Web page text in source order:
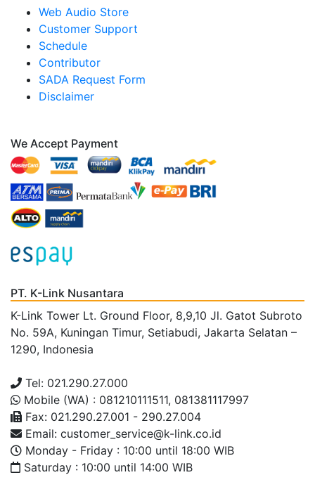
Web Audio Store
Customer Support
Schedule
Contributor
SADA Request Form
Disclaimer
We Accept Payment
PT. K-Link Nusantara
K-Link Tower Lt. Ground Floor, 8,9,10 Jl. Gatot Subroto
No. 59A, Kuningan Timur, Setiabudi, Jakarta Selatan –
1290, Indonesia
Tel: 021.290.27.000
Mobile (WA) : 081210111511, 081381117997
Fax: 021.290.27.001 - 290.27.004
Email: customer_service@k-link.co.id
Monday - Friday : 10:00 until 18:00 WIB
Saturday : 10:00 until 14:00 WIB